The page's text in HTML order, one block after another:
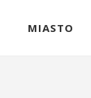
MIASTO